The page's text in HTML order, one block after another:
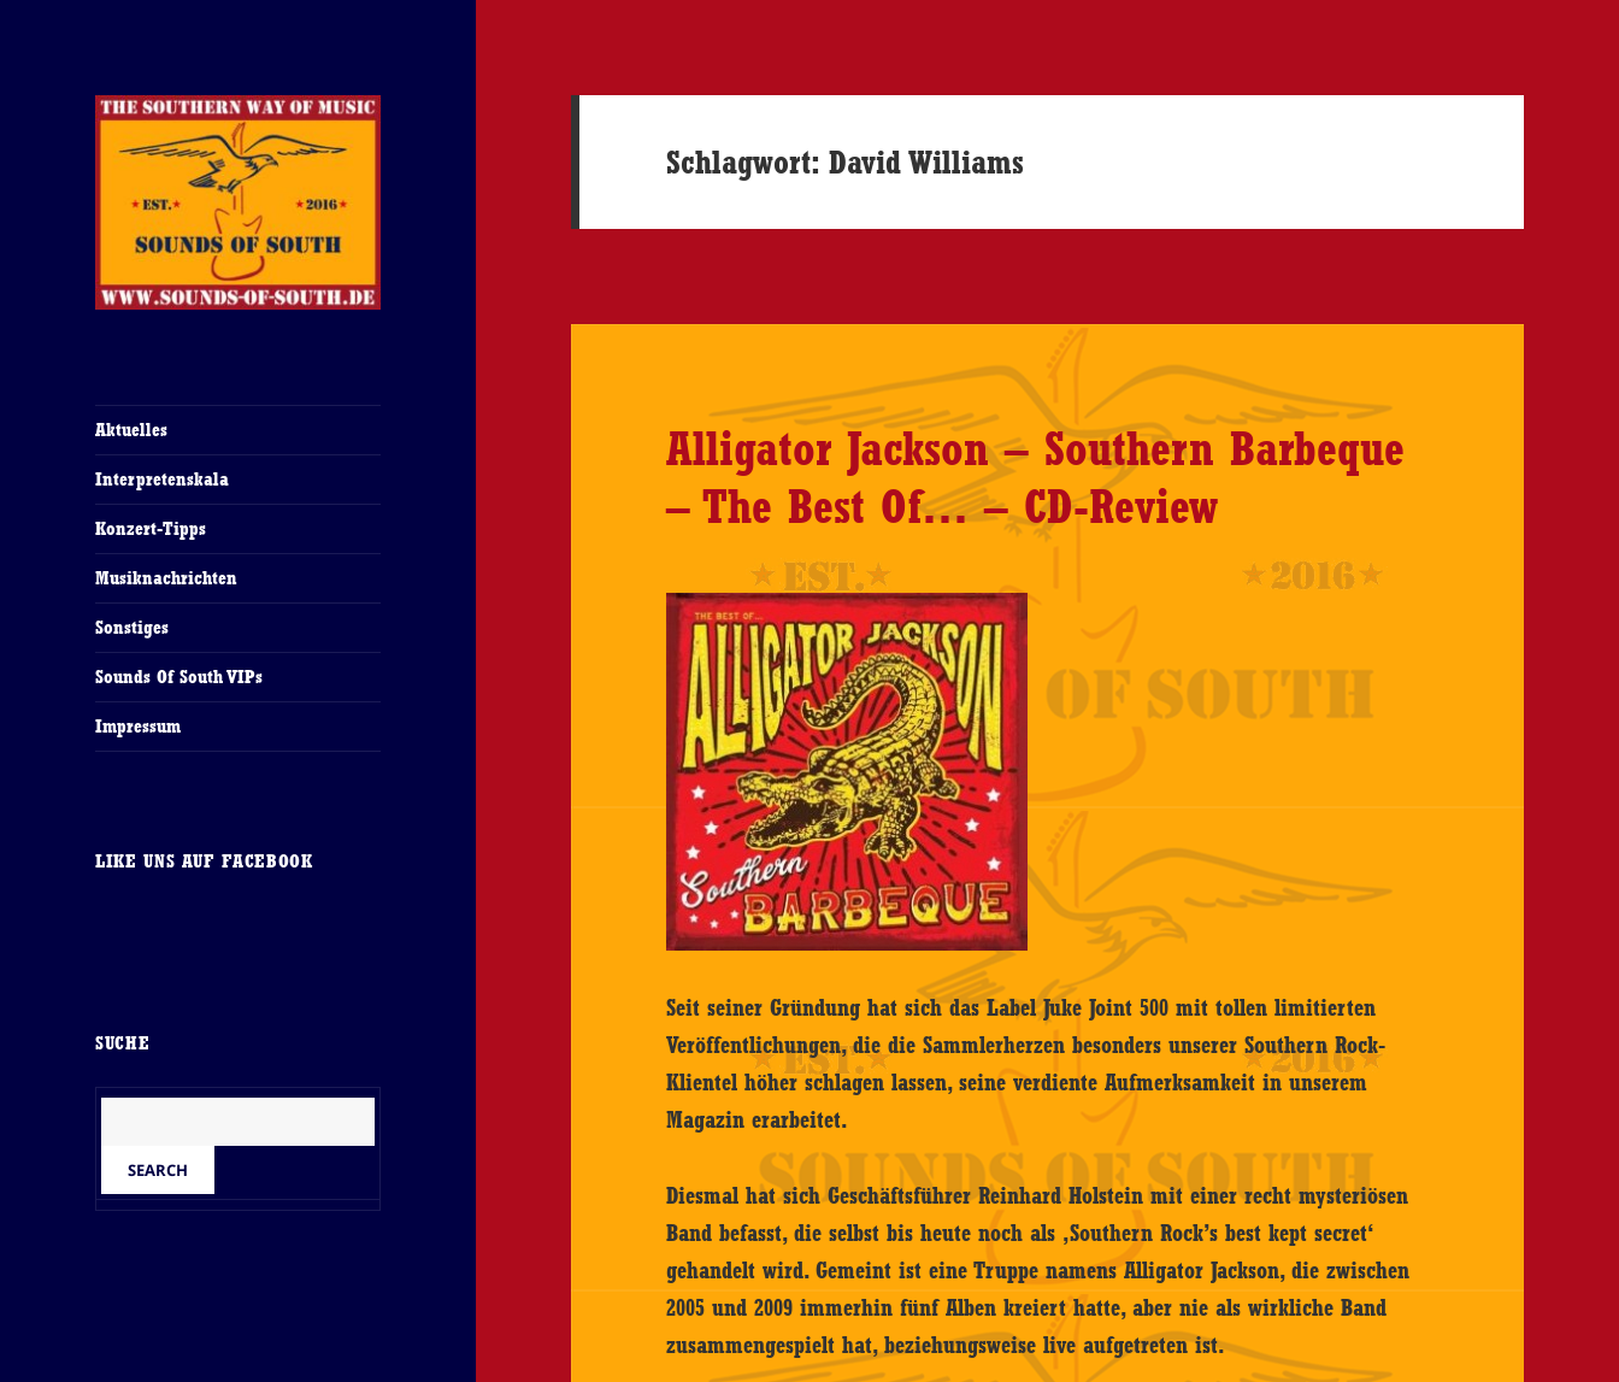
Aktuelles
Interpretenskala
Konzert-Tipps
Musiknachrichten
Sonstiges
Sounds Of South VIPs
Impressum
LIKE UNS AUF FACEBOOK
SUCHE
Schlagwort:David Williams
Alligator Jackson – Southern Barbeque
– The Best Of… – CD-Review
Seit seiner Gründung hat sich das Label Juke Joint 500 mit tollen limitierten
Veröffentlichungen, die die Sammlerherzen besonders unserer Southern Rock-
Klientel höher schlagen lassen, seine verdiente Aufmerksamkeit in unserem
Magazin erarbeitet.
Diesmal hat sich Geschäftsführer Reinhard Holstein mit einer recht mysteriösen
Band befasst, die selbst bis heute noch als ‚Southern Rock’s best kept secret‘
gehandelt wird. Gemeint ist eine Truppe namens Alligator Jackson, die zwischen
2005 und 2009 immerhin fünf Alben kreiert hatte, aber nie als wirkliche Band
zusammengespielt hat, beziehungsweise live aufgetreten ist.